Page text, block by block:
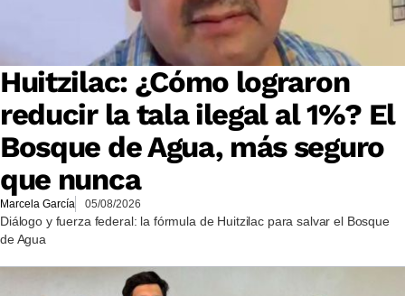
Huitzilac: ¿Cómo lograron
reducir la tala ilegal al 1%? El
Bosque de Agua, más seguro
que nunca
Marcela García 05/08/2026
Diálogo y fuerza federal: la fórmula de Huitzilac para salvar el Bosque
de Agua